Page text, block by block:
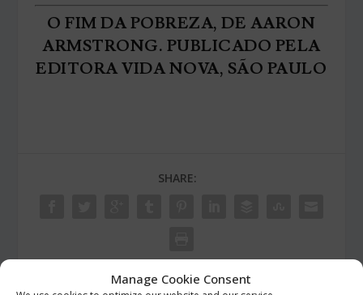
Manage Cookie Consent
O FIM DA POBREZA, DE AARON
ARMSTRONG. PUBLICADO PELA
EDITORA VIDA NOVA, SÃO PAULO
SHARE:
RATE: